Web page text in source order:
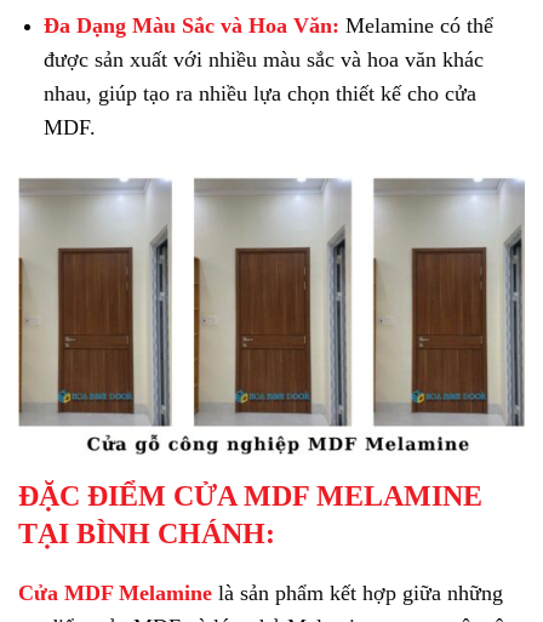
Đa Dạng Màu Sắc và Hoa Văn: Melamine có thể
được sản xuất với nhiều màu sắc và hoa văn khác
nhau, giúp tạo ra nhiều lựa chọn thiết kế cho cửa
MDF.
ĐẶC ĐIỂM CỬA MDF MELAMINE
TẠI BÌNH CHÁNH:
Cửa MDF Melamine là sản phẩm kết hợp giữa những